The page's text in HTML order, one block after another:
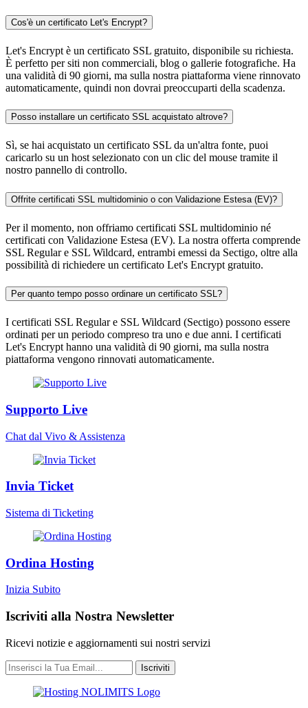
Cos'è un certificato Let's Encrypt?
Let's Encrypt è un certificato SSL gratuito, disponibile su richiesta.
È perfetto per siti non commerciali, blog o gallerie fotografiche. Ha
una validità di 90 giorni, ma sulla nostra piattaforma viene rinnovato
automaticamente, quindi non dovrai preoccuparti della scadenza.
Posso installare un certificato SSL acquistato altrove?
Sì, se hai acquistato un certificato SSL da un'altra fonte, puoi
caricarlo su un host selezionato con un clic del mouse tramite il
nostro pannello di controllo.
Offrite certificati SSL multidominio o con Validazione Estesa (EV)?
Per il momento, non offriamo certificati SSL multidominio né
certificati con Validazione Estesa (EV). La nostra offerta comprende
SSL Regular e SSL Wildcard, entrambi emessi da Sectigo, oltre alla
possibilità di richiedere un certificato Let's Encrypt gratuito.
Per quanto tempo posso ordinare un certificato SSL?
I certificati SSL Regular e SSL Wildcard (Sectigo) possono essere
ordinati per un periodo compreso tra uno e due anni. I certificati
Let's Encrypt hanno una validità di 90 giorni, ma sulla nostra
piattaforma vengono rinnovati automaticamente.
Supporto Live
Chat dal Vivo & Assistenza
Invia Ticket
Sistema di Ticketing
Ordina Hosting
Inizia Subito
Iscriviti alla Nostra Newsletter
Ricevi notizie e aggiornamenti sui nostri servizi
Iscriviti